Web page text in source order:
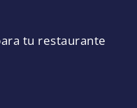
tu restaurante